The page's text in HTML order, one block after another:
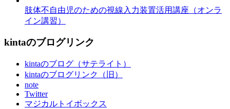
肢体不自由児のための視線入力装置活用講座（オンラ
イン講習）
kintaのブログリンク
kintaのブログ（サテライト）
kintaのブログリンク（旧）
note
Twitter
マジカルトイボックス